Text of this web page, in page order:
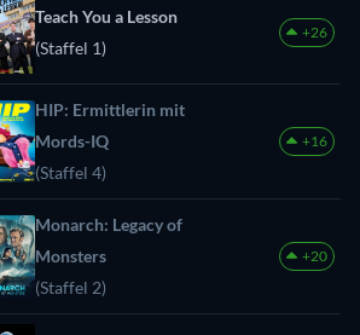
Teach You a Lesson
(Staffel 1)
+26
HIP: Ermittlerin mit
Mords-IQ
(Staffel 4)
+16
Monarch: Legacy of
Monsters
(Staffel 2)
+20